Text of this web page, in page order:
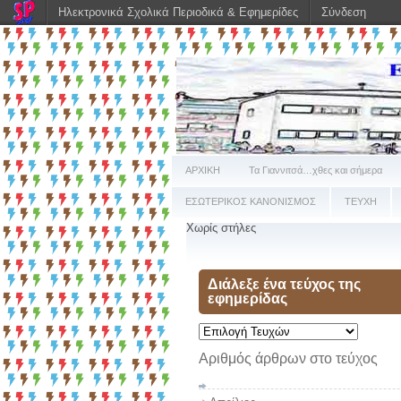
ΑΡΧΙΚΗ Τα Γιαννιτσά…χθες και σήμερα
ΕΣΩΤΕΡΙΚΟΣ ΚΑΝΟΝΙΣΜΟΣ ΤΕΥΧΗ
Χωρίς στήλες
Διάλεξε ένα τεύχος της
εφημερίδας
Αριθμός άρθρων στο τεύχος
Ηλεκτρονικά Σχολικά Περιοδικά & Εφημερίδες Σύνδεση